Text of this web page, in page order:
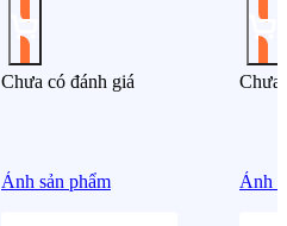
Chưa có đánh giá Chưa
Ảnh sản phẩm Ảnh